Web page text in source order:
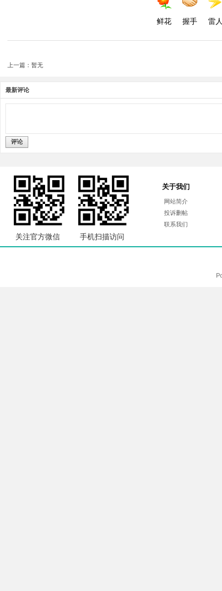
鲜花 握手 雷
上一篇：暂无
最新评论
评论
关注官方微信 手机扫描访问
关于我们
网站简介
投诉删帖
联系我们